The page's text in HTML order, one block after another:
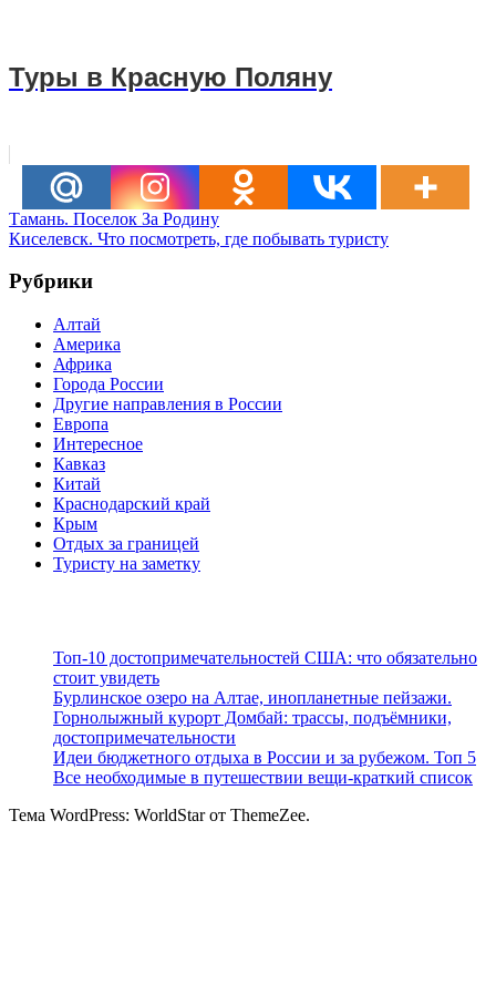
Туры в Красную Поляну
Навигация
по
записям
Предыдущая
запись:
Тамань. Поселок За Родину
Следующая
Киселевск. Что посмотреть, где побывать туристу
Рубрики
Алтай
Америка
Африка
Города России
Другие направления в России
Европа
Интересное
Кавказ
Китай
Краснодарский край
Крым
Отдых за границей
Туристу на заметку
Топ-10 достопримечательностей США: что обязательно
стоит увидеть
Бурлинское озеро на Алтае, инопланетные пейзажи.
Горнолыжный курорт Домбай: трассы, подъёмники,
достопримечательности
Идеи бюджетного отдыха в России и за рубежом. Топ 5
Все необходимые в путешествии вещи-краткий список
Тема WordPress: WorldStar от ThemeZee.